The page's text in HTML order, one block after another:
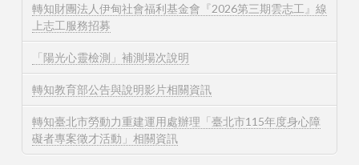
轉知財團法人伊甸社會福利基金會『2026第三期雲志工』線
上志工服務招募
「陽光心靈檢測」補測場次說明
轉知教育部公告與說明影片相關資訊
轉知臺北市勞動力重建運用處辦理「臺北市115年度身心障
礙者專案徵才活動」相關資訊